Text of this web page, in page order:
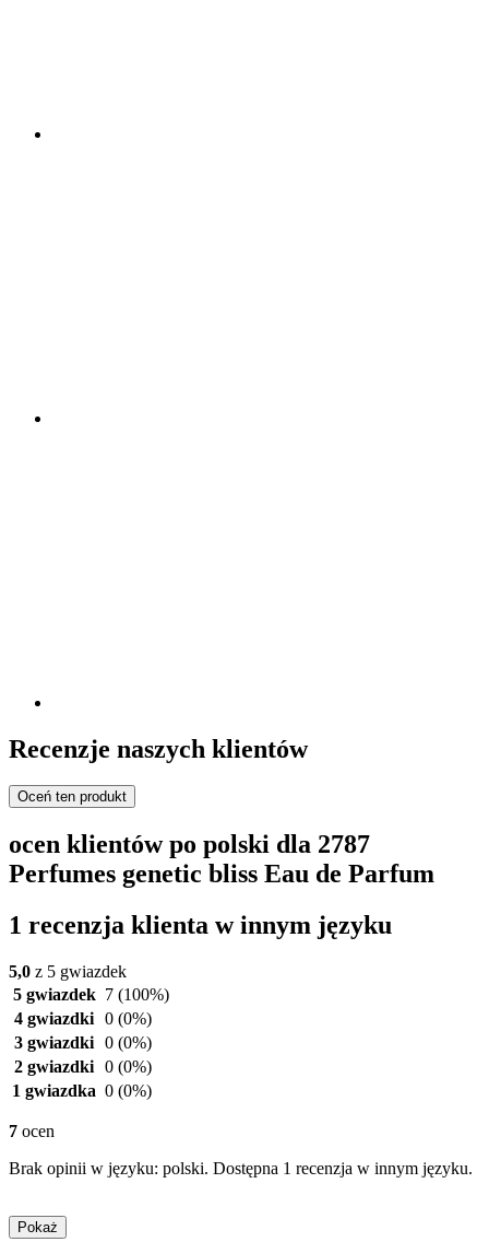
Recenzje naszych klientów
Oceń ten produkt
ocen klientów po polski dla 2787
Perfumes genetic bliss Eau de Parfum
1 recenzja klienta w innym języku
5,0 z 5 gwiazdek
5 gwiazdek 7 (100%)
4 gwiazdki 0 (0%)
3 gwiazdki 0 (0%)
2 gwiazdki 0 (0%)
1 gwiazdka 0 (0%)
7 ocen
Brak opinii w języku: polski. Dostępna 1 recenzja w innym języku.
Pokaż